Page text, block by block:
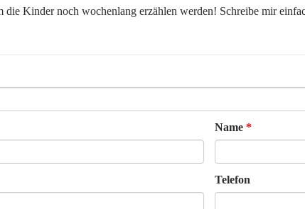
die Kinder noch wochenlang erzählen werden! Schreibe mir
Name
Telefon